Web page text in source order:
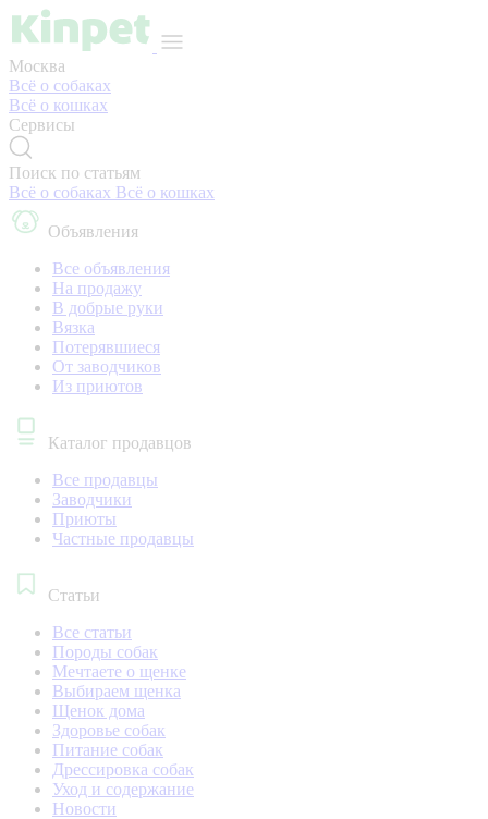
Москва
Всё о собаках
Всё о кошках
Сервисы
Поиск по статьям
Всё о собаках Всё о кошках
Объявления
Все объявления
На продажу
В добрые руки
Вязка
Потерявшиеся
От заводчиков
Из приютов
Каталог продавцов
Все продавцы
Заводчики
Приюты
Частные продавцы
Статьи
Все статьи
Породы собак
Мечтаете о щенке
Выбираем щенка
Щенок дома
Здоровье собак
Питание собак
Дрессировка собак
Уход и содержание
Новости